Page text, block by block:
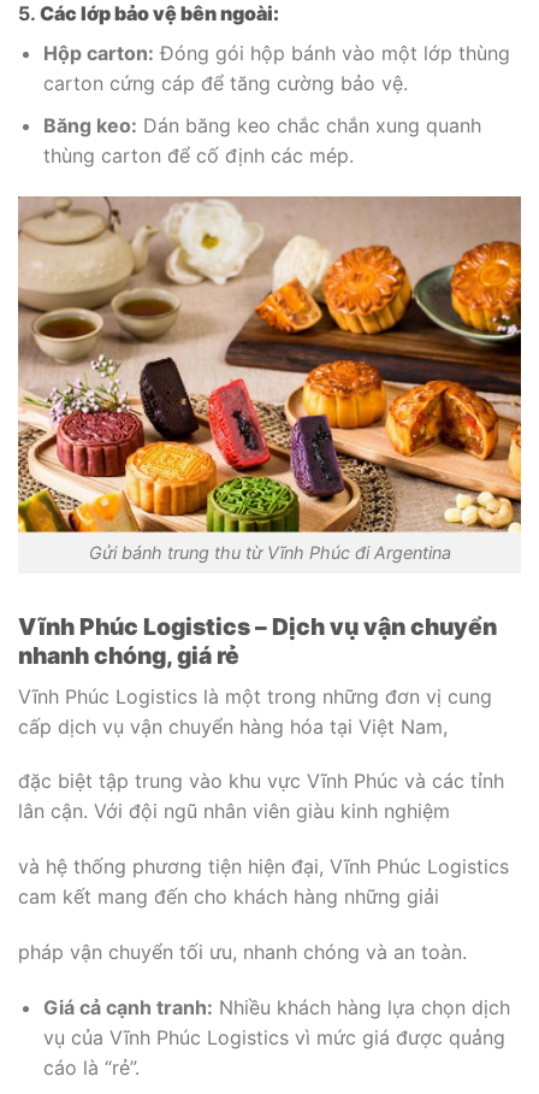
5. Các lớp bảo vệ bên ngoài:
Hộp carton: Đóng gói hộp bánh vào một lớp thùng
carton cứng cáp để tăng cường bảo vệ.
Băng keo: Dán băng keo chắc chắn xung quanh
thùng carton để cố định các mép.
Gửi bánh trung thu từ Vĩnh Phúc đi Argentina
Vĩnh Phúc Logistics – Dịch vụ vận chuyển
nhanh chóng, giá rẻ
Vĩnh Phúc Logistics là một trong những đơn vị cung
cấp dịch vụ vận chuyển hàng hóa tại Việt Nam,
đặc biệt tập trung vào khu vực Vĩnh Phúc và các tỉnh
lân cận. Với đội ngũ nhân viên giàu kinh nghiệm
và hệ thống phương tiện hiện đại, Vĩnh Phúc Logistics
cam kết mang đến cho khách hàng những giải
pháp vận chuyển tối ưu, nhanh chóng và an toàn.
Giá cả cạnh tranh: Nhiều khách hàng lựa chọn dịch
vụ của Vĩnh Phúc Logistics vì mức giá được quảng
cáo là “rẻ”.